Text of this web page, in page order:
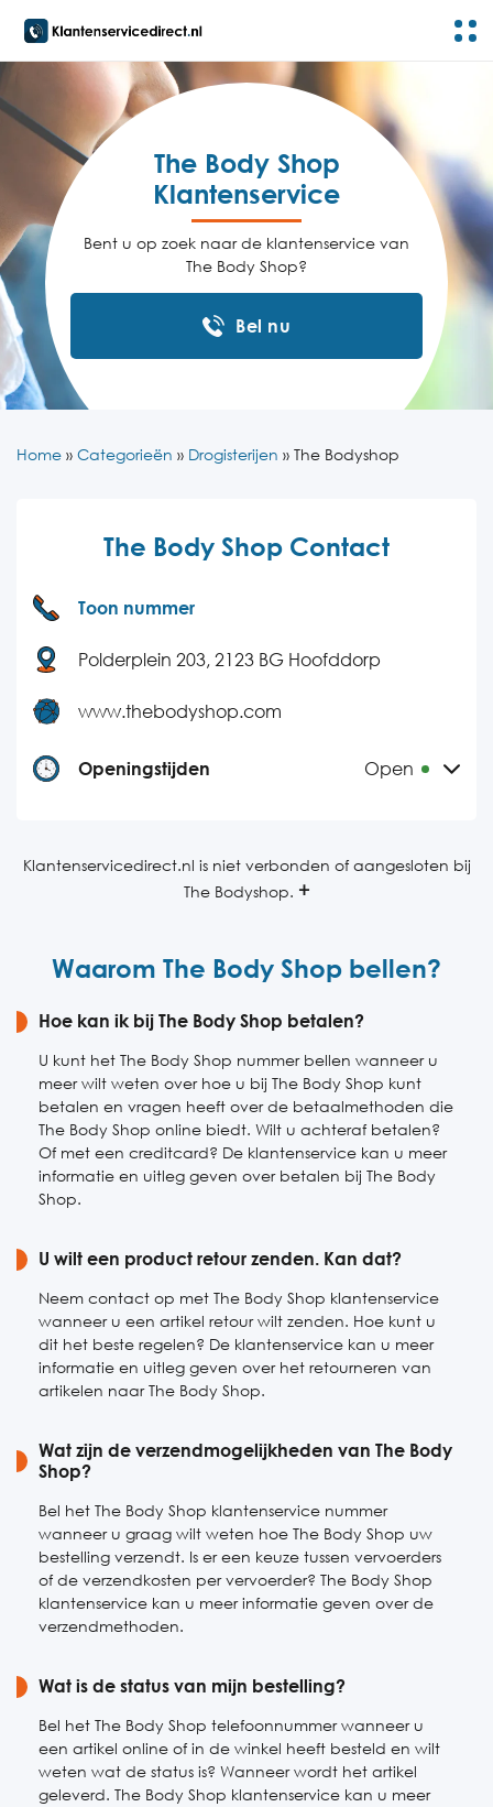
The Body Shop
Klantenservice
Bent u op zoek naar de klantenservice van
The Body Shop?
Bel nu
Home » Categorieën » Drogisterijen » The Bodyshop
The Body Shop Contact
Toon nummer
Polderplein 203, 2123 BG Hoofddorp
www.thebodyshop.com
Openingstijden Open
Dinsdag
10:00-18:00
Vrijdag
10:00-18:00
Zaterdag
Zondag
Gesloten
Klantenservicedirect.nl is niet verbonden of aangesloten bij
The Bodyshop.
Waarom The Body Shop bellen?
Hoe kan ik bij The Body Shop betalen?
U kunt het The Body Shop nummer bellen wanneer u
meer wilt weten over hoe u bij The Body Shop kunt
betalen en vragen heeft over de betaalmethoden die
The Body Shop online biedt. Wilt u achteraf betalen?
Of met een creditcard? De klantenservice kan u meer
informatie en uitleg geven over betalen bij The Body
Shop.
U wilt een product retour zenden. Kan dat?
Neem contact op met The Body Shop klantenservice
wanneer u een artikel retour wilt zenden. Hoe kunt u
dit het beste regelen? De klantenservice kan u meer
informatie en uitleg geven over het retourneren van
artikelen naar The Body Shop.
Wat zijn de verzendmogelijkheden van The Body
Shop?
Bel het The Body Shop klantenservice nummer
wanneer u graag wilt weten hoe The Body Shop uw
bestelling verzendt. Is er een keuze tussen vervoerders
of de verzendkosten per vervoerder? The Body Shop
klantenservice kan u meer informatie geven over de
verzendmethoden.
Wat is de status van mijn bestelling?
Bel het The Body Shop telefoonnummer wanneer u
een artikel online of in de winkel heeft besteld en wilt
weten wat de status is? Wanneer wordt het artikel
geleverd. The Body Shop klantenservice kan u meer